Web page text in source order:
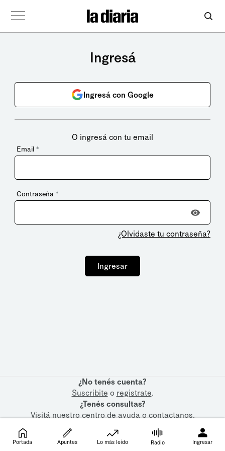
Ingresá
Ingresá con Google
O ingresá con tu email
Email *
Contraseña *
¿Olvidaste tu contraseña?
Ingresar
¿No tenés cuenta?
Suscribite o registrate.
¿Tenés consultas?
Visitá nuestrocentro de ayudaocontactanos.
Portada Apuntes Lo más leído Radio Ingresar